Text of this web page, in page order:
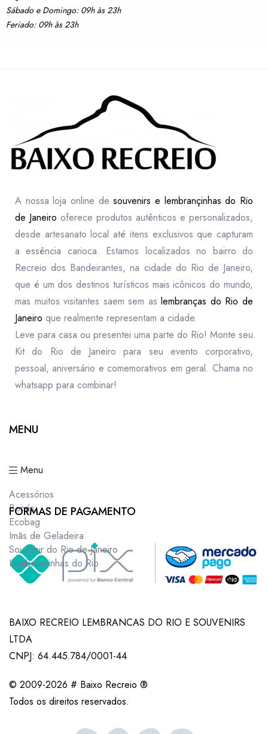
Sábado e Domingo: 09h às 23h
Feriado: 09h às 23h
A nossa loja online desouvenirs e lembrançinhas do Rio
de Janeiro oferece produtos autênticos e personalizados,
desde artesanato local até itens exclusivos que capturam
a essência carioca. Estamos localizados no bairro do
Recreio dos Bandeirantes, na cidade do Rio de Janeiro,
que é um dos destinos turísticos mais icônicos do mundo,
mas muitos visitantes saem sem aslembranças do Rio de
Janeiro que realmente representam a cidade.
Leve para casa ou presentei uma parte do Rio! Monte seu
Kit do Rio de Janeiro para seu evento corporativo,
pessoal, aniversário e comemorativos em geral. Chama no
whatsapp para combinar!
MENU
Menu
Acessórios
Bonés
Ecobag
Imãs de Geladeira
Souvenir do Rio de Janeiro
Lembrancinhas do Rio
FORMAS DE PAGAMENTO
BAIXO RECREIO LEMBRANCAS DO RIO E SOUVENIRS
LTDA
CNPJ: 64.445.784/0001-44
© 2009-2026 # Baixo Recreio ®
Todos os direitos reservados.